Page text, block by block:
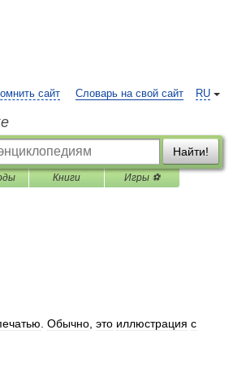
RU
сайт Словарь на свой сайт
Найти!
Книги Игры ⚽
Обычно это иллюстрация с